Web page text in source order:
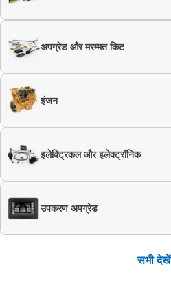
अपग्रेड और मरम्मत किट
इंजन
इलेक्ट्रिकल और इलेक्ट्रॉनिक
उपकरण अपग्रेड
सभी देखें